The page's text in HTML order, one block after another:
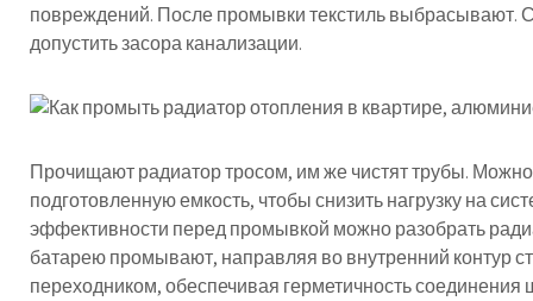
повреждений. После промывки текстиль выбрасывают.
допустить засора канализации.
Прочищают радиатор тросом, им же чистят трубы.
подготовленную емкость, чтобы снизить нагрузку на
эффективности перед промывкой можно разобрать
батарею промывают, направляя во внутренний контур
переходником, обеспечивая герметичность